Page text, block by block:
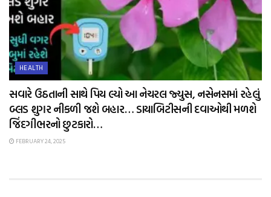
HEALTH
સવારે ઉઠતાની સાથે પિય લ્યો આ નેચરલ જ્યુસ, નસેનસમાં રહેલું
બ્લડ શુગર નીકળી જશે બહાર… ડાયાબિટીસની દવાઓથી મળશે
જિંદગીભરનો છુટકારો…
FEBRUARY 24, 2025